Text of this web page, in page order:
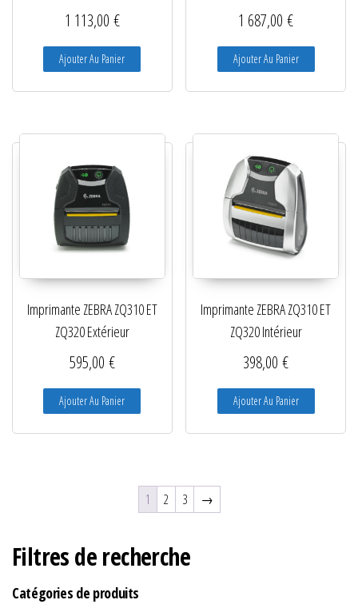
1 113,00 €
Ajouter Au Panier
1 687,00€
Ajouter Au Panier
Imprimante ZEBRA ZQ310 ET
ZQ320 Extérieur
595,00 €
Ajouter Au Panier
Imprimante ZEBRA ZQ310 ET
ZQ320 Intérieur
398,00€
Ajouter Au Panier
1 2 3 →
Filtres de recherche
Catégories de produits